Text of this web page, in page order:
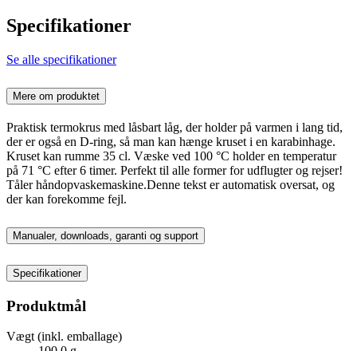
Specifikationer
Se alle specifikationer
Mere om produktet
Praktisk termokrus med låsbart låg, der holder på varmen i lang tid,
der er også en D-ring, så man kan hænge kruset i en karabinhage.
Kruset kan rumme 35 cl. Væske ved 100 °C holder en temperatur
på 71 °C efter 6 timer. Perfekt til alle former for udflugter og rejser!
Tåler håndopvaskemaskine.Denne tekst er automatisk oversat, og
der kan forekomme fejl.
Manualer, downloads, garanti og support
Specifikationer
Produktmål
Vægt (inkl. emballage)